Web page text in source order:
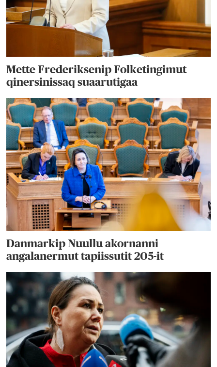
Mette Frederiksenip Folketingimut
qinersinissaq suaarutigaa
Danmarkip Nuullu akornanni
angalanermut tapiissutit 205-it